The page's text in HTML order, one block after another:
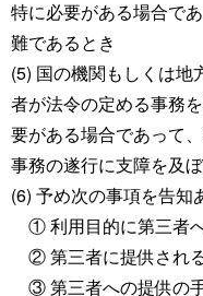
特に必要がある場合で
難であるとき
(5) 国の機関もしくは地
者が法令の定める事務
要がある場合であって
事務の遂行に支障を及
(6) 予め次の事項を告知
① 利用目的に第三者
② 第三者に提供され
③ 第三者への提供の